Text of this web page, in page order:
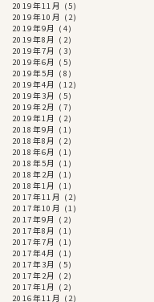
2019年11月 (5)
2019年10月 (2)
2019年9月 (4)
2019年8月 (2)
2019年7月 (3)
2019年6月 (5)
2019年5月 (8)
2019年4月 (12)
2019年3月 (5)
2019年2月 (7)
2019年1月 (2)
2018年9月 (1)
2018年8月 (2)
2018年6月 (1)
2018年5月 (1)
2018年2月 (1)
2018年1月 (1)
2017年11月 (2)
2017年10月 (1)
2017年9月 (2)
2017年8月 (1)
2017年7月 (1)
2017年4月 (1)
2017年3月 (5)
2017年2月 (2)
2017年1月 (2)
2016年11月 (2)